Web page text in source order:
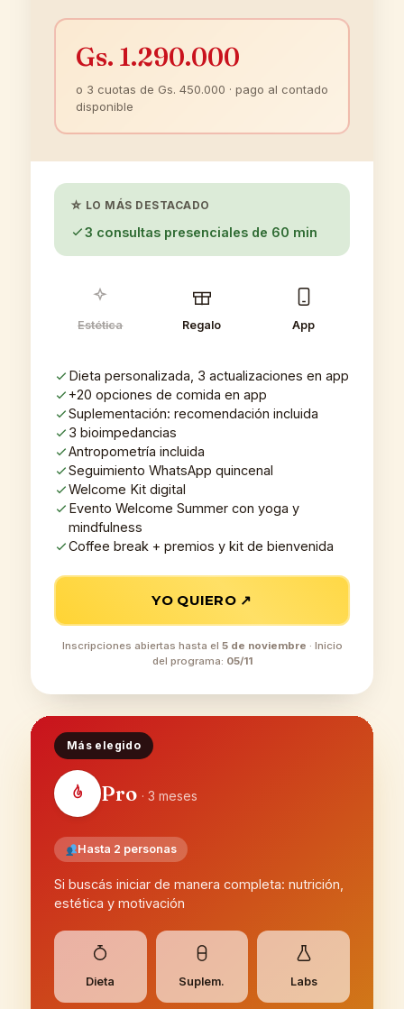
Gs. 1.290.000
o 3 cuotas de Gs. 450.000 · pago al contado
disponible
☆ LO MÁS DESTACADO
3 consultas presenciales de 60 min
Estética Regalo App
Dieta personalizada, 3 actualizaciones en app
+20 opciones de comida en app
Suplementación: recomendación incluida
3 bioimpedancias
Antropometría incluida
Seguimiento WhatsApp quincenal
Welcome Kit digital
Evento Welcome Summer con yoga y
mindfulness
Coffee break + premios y kit de bienvenida
YO QUIERO ↗
Inscripciones abiertas hasta el 5 de noviembre · Inicio
del programa: 05/11
Más elegido
Pro · 3 meses
Hasta 2 personas
Si buscás iniciar de manera completa: nutrición,
estética y motivación
Dieta Suplem. Labs